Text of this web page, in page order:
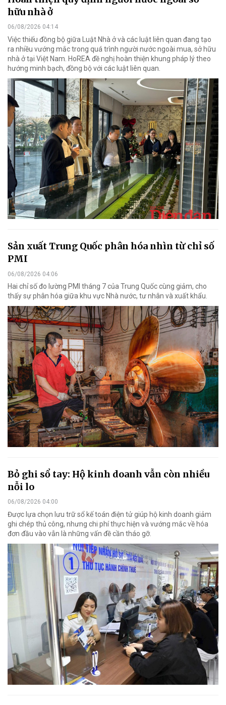
hữu nhà ở
06/08/2026 04:14
Việc thiếu đồng bộ giữa Luật Nhà ở và các luật liên quan đang tạo
ra nhiều vướng mắc trong quá trình người nước ngoài mua, sở hữu
nhà ở tại Việt Nam. HoREA đề nghị hoàn thiện khung pháp lý theo
hướng minh bạch, đồng bộ với các luật liên quan.
Sản xuất Trung Quốc phân hóa nhìn từ chỉ số
PMI
06/08/2026 04:06
Hai chỉ số đo lường PMI tháng 7 của Trung Quốc cùng giảm, cho
thấy sự phân hóa giữa khu vực Nhà nước, tư nhân và xuất khẩu.
Bỏ ghi sổ tay: Hộ kinh doanh vẫn còn nhiều
nỗi lo
06/08/2026 04:00
Được lựa chọn lưu trữ sổ kế toán điện tử giúp hộ kinh doanh giảm
ghi chép thủ công, nhưng chi phí thực hiện và vướng mắc về hóa
đơn đầu vào vẫn là những vấn đề cần tháo gỡ.